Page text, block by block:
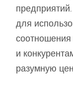
для
и
разумную